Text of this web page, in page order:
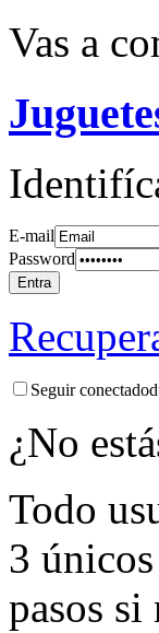
Vas a
E-mail
Password
Seguir
¿No
Todo
3
pasos